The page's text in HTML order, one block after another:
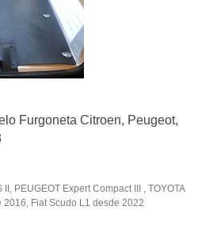
Furgoneta Citroen, Peugeot,
PEUGEOT Expert Compact III , TOYOTA
2016, Fiat Scudo L1 desde 2022